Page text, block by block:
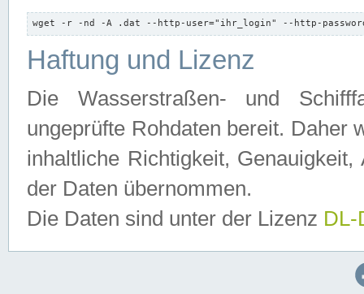
wget -r -nd -A .dat --http-user="ihr_login" --http-
Haftung und Lizenz
Die Wasserstraßen- und
ungeprüfte Rohdaten bereit. Daher
inhaltliche Richtigkeit,
der Daten übernommen.
Die Daten sind unter der Lizenz